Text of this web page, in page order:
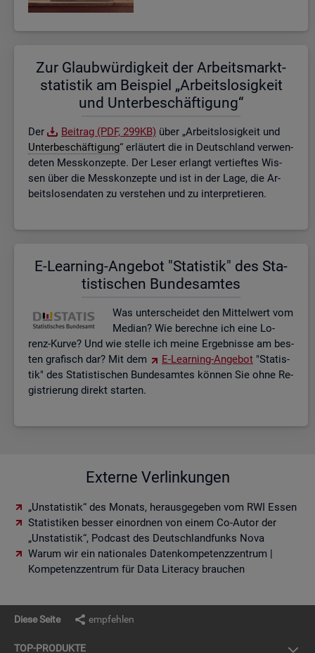
Zur Glaub­wür­dig­keit der Ar­beits­markt­
sta­tis­tik am Bei­spiel „Ar­beits­lo­sig­keit
und Un­ter­be­schäf­ti­gung“
Der Bei­trag (PDF, 299KB) über „Ar­beits­lo­sig­keit und
Un­ter­be­schäf­ti­gung“ er­läu­tert die in Deutsch­land ver­wen­
de­ten Mess­kon­zep­te. Der Leser er­langt ver­tief­tes Wis­
sen über die Mess­kon­zep­te und ist in der Lage, die Ar­
beits­lo­sen­da­ten zu ver­ste­hen und zu in­ter­pre­tie­ren.
E-Lear­ning-An­ge­bot "Sta­tis­tik" des Sta­
tis­ti­schen Bun­des­am­tes
Was un­ter­schei­det den Mit­tel­wert vom
Me­di­an? Wie be­rech­ne ich eine Lo­
renz-Kurve? Und wie stel­le ich meine Er­geb­nis­se am bes­
ten gra­fisch dar? Mit dem
E-Lear­ning-An­ge­bot "Sta­tis­
tik" des Sta­tis­ti­schen Bun­des­am­tes kön­nen Sie ohne Re­
gis­trie­rung di­rekt star­ten.
Externe Verlinkungen
„Unstatistik“ des Monats, herausgegeben vom RWI Essen
Statistiken besser einordnen von einem Co-Autor der
„Unstatistik“, Podcast des Deutschlandfunks Nova
Warum wir ein nationales Datenkompetenzzentrum |
Kompetenzzentrum für Data Literacy brauchen
Diese Seite empfehlen
TOP-PRO­DUK­TE